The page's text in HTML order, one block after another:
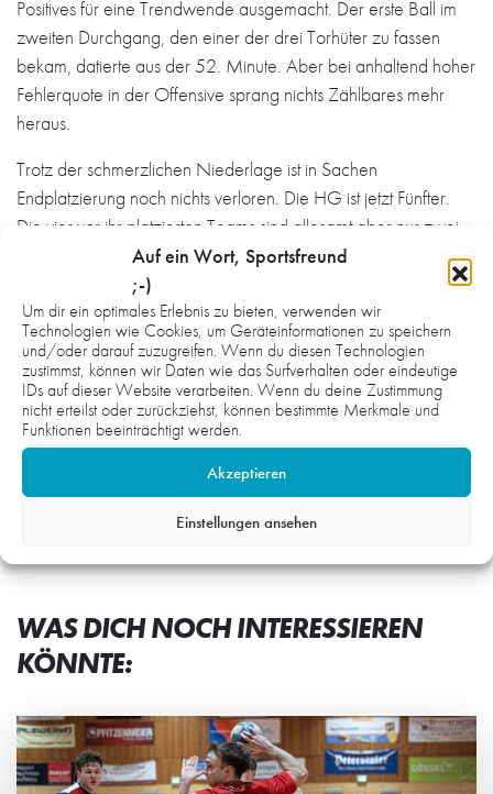
Auf ein Wort, Sportsfreund
;-)
Um dir ein optimales Erlebnis zu bieten, verwenden wir
Technologien wie Cookies, um Geräteinformationen zu speichern
und/oder darauf zuzugreifen. Wenn du diesen Technologien
zustimmst, können wir Daten wie das Surfverhalten oder eindeutige
IDs auf dieser Website verarbeiten. Wenn du deine Zustimmung
nicht erteilst oder zurückziehst, können bestimmte Merkmale und
Funktionen beeinträchtigt werden.
Akzeptieren
Einstellungen ansehen
Positives für eine Trendwende ausgemacht. Der erste Ball im
zweiten Durchgang, den einer der drei Torhüter zu fassen
bekam, datierte aus der 52. Minute. Aber bei anhaltend hoher
Fehlerquote in der Offensive sprang nichts Zählbares mehr
heraus.
Trotz der schmerzlichen Niederlage ist in Sachen
Endplatzierung noch nichts verloren. Die HG ist jetzt Fünfter.
Die vier vor ihr platzierten Teams sind allesamt aber nur zwei
Punkte entfernt, Oftersheim/Schwetzingen verpasste es einzig,
jetzt schon gleichzuziehen. Allerdings ist auch nicht viel
Spielraum für weitere Ausrutscher, denn von hinten drücken HT
München und eben Dutenhofen/Münchholzhausen mit einem
respektive zwei Zählern Rückstand.
HG: Meyer, Weingärtner, Sakota; Hell (5), D. Huljak (11/7),
Hepp (2), Schmitt, V. Huljak (3), Kuhlee (3), Menz (1),
Schreiber, Walter (2), Ihrig (1), Angel (4), Getrost, Wolf.
WAS DICH NOCH INTERESSIEREN
KÖNNTE: